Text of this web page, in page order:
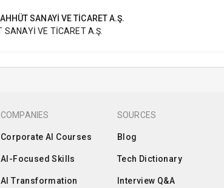
SANAYİ VE TİCARET A.Ş.
SANAYİ VE TİCARET A.Ş.
COMPANIES
Corporate AI Courses
AI-Focused Skills
AI Transformation
SOURCES
Blog
Tech Dictionary
Interview Q&A